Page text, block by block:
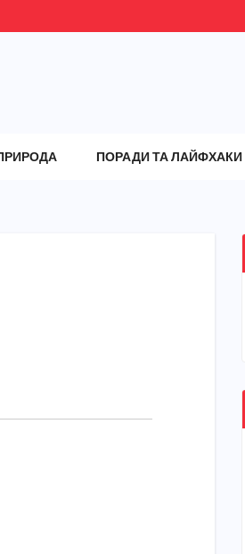
ПОРАДИ ТА ЛАЙФХАКИ